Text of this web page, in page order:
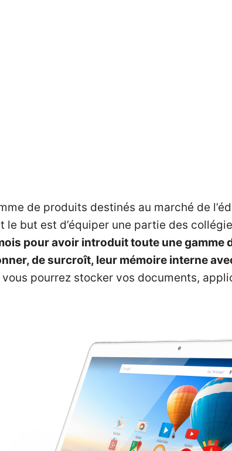
de produits destinés au marché de
le but est d’équiper une partie des
pour avoir introduit toute une gamme
de surcroît, leur mémoire interne
vous pourrez stocker vos documents,